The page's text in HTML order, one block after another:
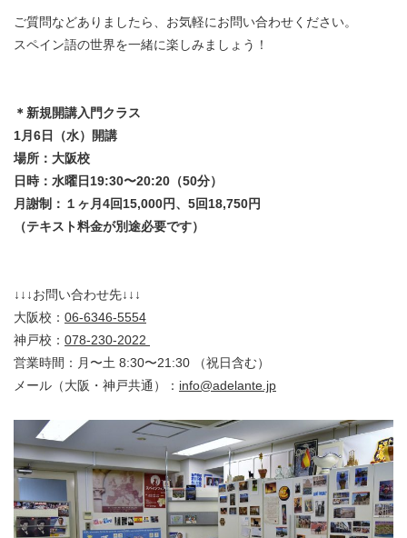
ご質問などありましたら、お気軽にお問い合わせください。
スペイン語の世界を一緒に楽しみましょう！
＊新規開講入門クラス
1月6日（水）開講
場所：大阪校
日時：水曜日19:30〜20:20（50分）
月謝制：１ヶ月4回15,000円、5回18,750円
（テキスト料金が別途必要です）
↓↓↓お問い合わせ先↓↓↓
大阪校： 06-6346-5554
神戸校： 078-230-2022
営業時間：月〜土 8:30〜21:30 （祝日含む）
メール（大阪・神戸共通）： info@adelante.jp